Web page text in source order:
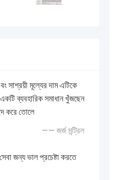
সাশ্রয়ী মূল্যের দাম এটিকে
ব্যবহারিক সমাধান খুঁজছেন
করে তোলে
—— জর্জ মন্ট্রিল
জন্য ভাল প্রচেষ্টা করতে